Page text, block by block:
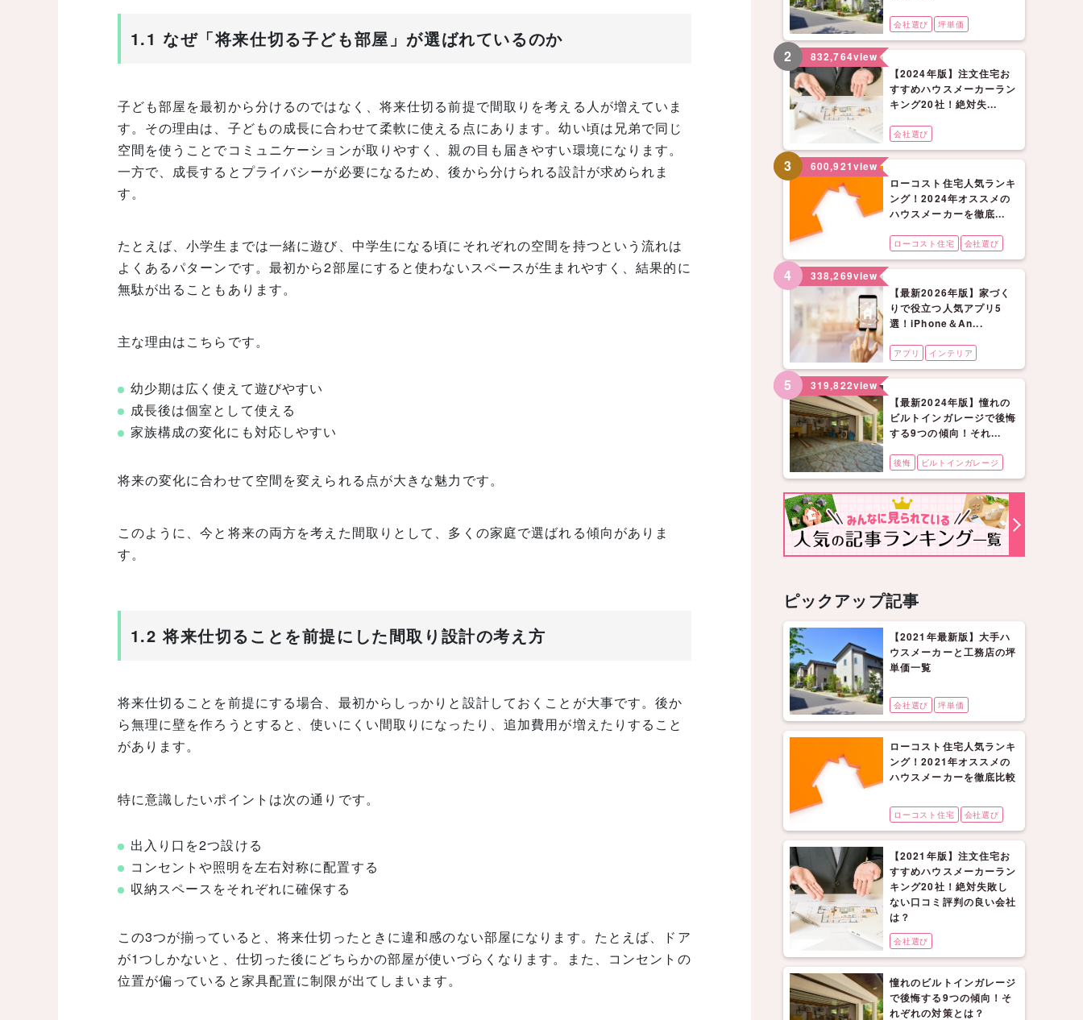
1.1 なぜ「将来仕切る子ども部屋」が選ばれているのか
子ども部屋を最初から分けるのではなく、将来仕切る前提で間取りを考える人が増えていま
す。その理由は、子どもの成長に合わせて柔軟に使える点にあります。幼い頃は兄弟で同じ
空間を使うことでコミュニケーションが取りやすく、親の目も届きやすい環境になります。
一方で、成長するとプライバシーが必要になるため、後から分けられる設計が求められま
す。
たとえば、小学生までは一緒に遊び、中学生になる頃にそれぞれの空間を持つという流れは
よくあるパターンです。最初から2部屋にすると使わないスペースが生まれやすく、結果的に
無駄が出ることもあります。
主な理由はこちらです。
幼少期は広く使えて遊びやすい
成長後は個室として使える
家族構成の変化にも対応しやすい
将来の変化に合わせて空間を変えられる点が大きな魅力です。
このように、今と将来の両方を考えた間取りとして、多くの家庭で選ばれる傾向がありま
す。
1.2 将来仕切ることを前提にした間取り設計の考え方
将来仕切ることを前提にする場合、最初からしっかりと設計しておくことが大事です。後か
ら無理に壁を作ろうとすると、使いにくい間取りになったり、追加費用が増えたりすること
があります。
特に意識したいポイントは次の通りです。
出入り口を2つ設ける
コンセントや照明を左右対称に配置する
収納スペースをそれぞれに確保する
この3つが揃っていると、将来仕切ったときに違和感のない部屋になります。たとえば、ドア
が1つしかないと、仕切った後にどちらかの部屋が使いづらくなります。また、コンセントの
位置が偏っていると家具配置に制限が出てしまいます。
会社選び 坪単価
2 832,764view
【2024年版】注文住宅お
すすめハウスメーカーラン
キング20社！絶対失...
会社選び
3 600,921view
ローコスト住宅人気ランキ
ング！2024年オススメの
ハウスメーカーを徹底...
ローコスト住宅 会社選び
4 338,269view
【最新2026年版】家づく
りで役立つ人気アプリ5
選！iPhone＆An...
アプリ インテリア
5 319,822view
【最新2024年版】憧れの
ビルトインガレージで後悔
する9つの傾向！それ...
後悔 ビルトインガレージ
ピックアップ記事
【2021年最新版】大手ハ
ウスメーカーと工務店の坪
単価一覧
会社選び 坪単価
ローコスト住宅人気ランキ
ング！2021年オススメの
ハウスメーカーを徹底比較
ローコスト住宅 会社選び
【2021年版】注文住宅お
すすめハウスメーカーラン
キング20社！絶対失敗し
ない口コミ評判の良い会社
は？
会社選び
憧れのビルトインガレージ
で後悔する9つの傾向！そ
れぞれの対策とは？